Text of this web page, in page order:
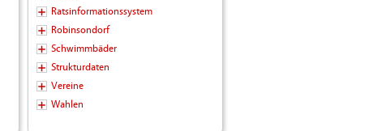
Ratsinformationssystem
Robinsondorf
Schwimmbäder
Strukturdaten
Vereine
Wahlen